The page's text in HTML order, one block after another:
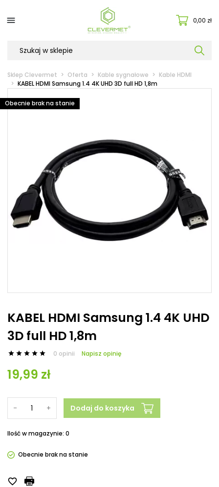
 0,00 zł
Sklep Clevermet Oferta Kable sygnałowe
Kable HDMI
KABEL HDMI Samsung 1.4 4K UHD 3D full HD 1,8m
Obecnie brak na stanie
KABEL HDMI Samsung 1.4 4K UHD
3D full HD 1,8m
     0 opinii Napisz opinię
19,99 zł
- + Dodaj do koszyka
Ilość w magazynie: 0
Obecnie brak na stanie
